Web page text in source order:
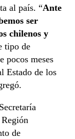
al país. “Ante
ser
chilenos y
tipo de
pocos meses
Estado de los
de